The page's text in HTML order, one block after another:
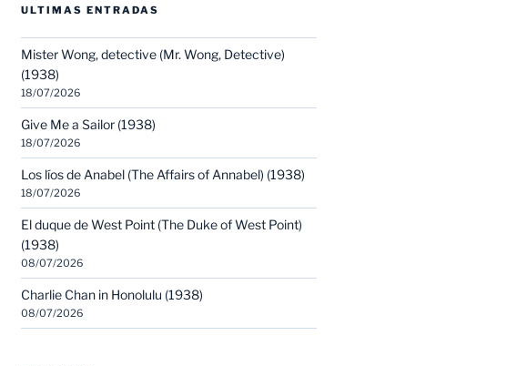
ULTIMAS ENTRADAS
Mister Wong, detective (Mr. Wong, Detective)
(1938)
18/07/2026
Give Me a Sailor (1938)
18/07/2026
Los líos de Anabel (The Affairs of Annabel) (1938)
18/07/2026
El duque de West Point (The Duke of West Point)
(1938)
08/07/2026
Charlie Chan in Honolulu (1938)
08/07/2026